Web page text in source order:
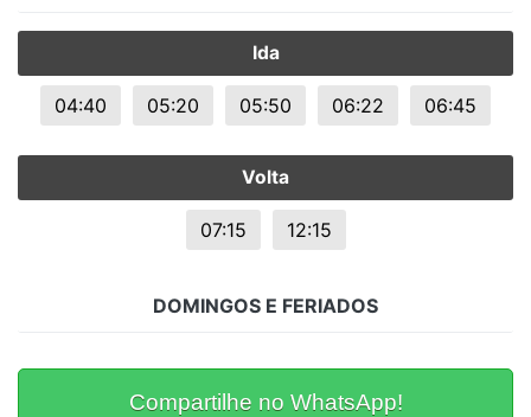
Ida
04:40 05:20 05:50 06:22 06:45
Volta
07:15 12:15
DOMINGOS E FERIADOS
Compartilhe no WhatsApp!